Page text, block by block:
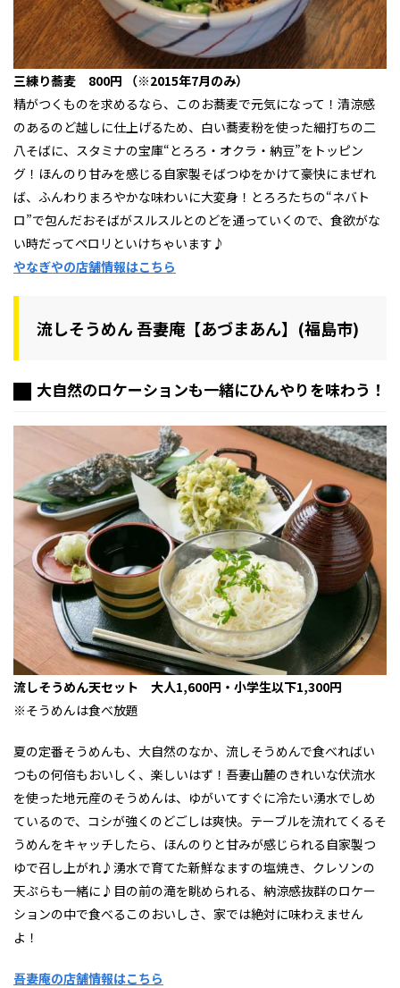
三練り蕎麦 800円 （※2015年7月のみ）
精がつくものを求めるなら、このお蕎麦で元気になって！清涼感
のあるのど越しに仕上げるため、白い蕎麦粉を使った細打ちの二
八そばに、スタミナの宝庫“とろろ・オクラ・納豆”をトッピン
グ！ほんのり甘みを感じる自家製そばつゆをかけて豪快にまぜれ
ば、ふんわりまろやかな味わいに大変身！とろろたちの“ネバト
ロ”で包んだおそばがスルスルとのどを通っていくので、食欲がな
い時だってペロリといけちゃいます♪
やなぎやの店舗情報はこちら
流しそうめん 吾妻庵【あづまあん】(福島市)
大自然のロケーションも一緒にひんやりを味わう！
流しそうめん天セット 大人1,600円・小学生以下1,300円
※そうめんは食べ放題
夏の定番そうめんも、大自然のなか、流しそうめんで食べればい
つもの何倍もおいしく、楽しいはず！吾妻山麓のきれいな伏流水
を使った地元産のそうめんは、ゆがいてすぐに冷たい湧水でしめ
ているので、コシが強くのどごしは爽快。テーブルを流れてくるそ
うめんをキャッチしたら、ほんのりと甘みが感じられる自家製つ
ゆで召し上がれ♪湧水で育てた新鮮なますの塩焼き、クレソンの
天ぷらも一緒に♪目の前の滝を眺められる、納涼感抜群のロケー
ションの中で食べるこのおいしさ、家では絶対に味わえません
よ！
吾妻庵の店舗情報はこちら